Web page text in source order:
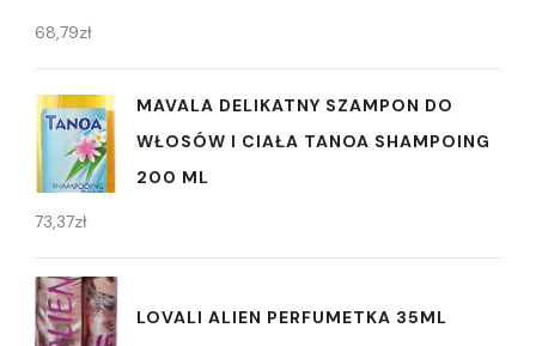
68,79zł
MAVALA DELIKATNY SZAMPON DO
WŁOSÓW I CIAŁA TANOA SHAMPOING
200 ML
73,37zł
LOVALI ALIEN PERFUMETKA 35ML